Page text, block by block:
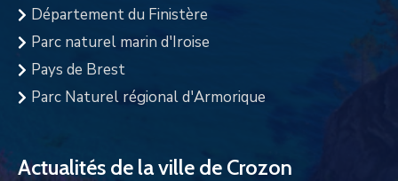
Département du Finistère
Parc naturel marin d'Iroise
Pays de Brest
Parc Naturel régional d'Armorique
Actualités de la ville de Crozon